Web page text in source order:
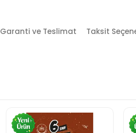
Garanti ve Teslimat Taksit